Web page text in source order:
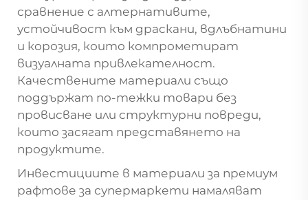
сравнение с алтернативите,
устойчивост към драскани, вдлъбнатини
и корозия, които компрометират
визуалната привлекателност.
Качествените материали също
поддържат по-тежки товари без
провисване или структурни повреди,
които засягат представянето на
продуктите.
Инвестициите в материали за премиум
рафтове за супермаркети намаляват